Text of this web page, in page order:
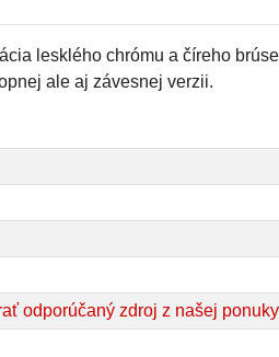
lesklého chrómu a číreho
ale aj závesnej verzii.
odporúčaný zdroj z našej ponuky